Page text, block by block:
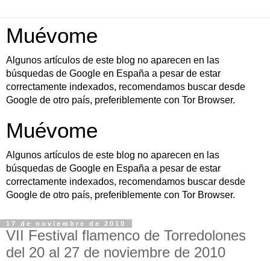
Muévome
Algunos artículos de este blog no aparecen en las
búsquedas de Google en España a pesar de estar
correctamente indexados, recomendamos buscar desde
Google de otro país, preferiblemente con Tor Browser.
Muévome
Algunos artículos de este blog no aparecen en las
búsquedas de Google en España a pesar de estar
correctamente indexados, recomendamos buscar desde
Google de otro país, preferiblemente con Tor Browser.
17 de noviembre de 2010
VII Festival flamenco de Torredolones
del 20 al 27 de noviembre de 2010